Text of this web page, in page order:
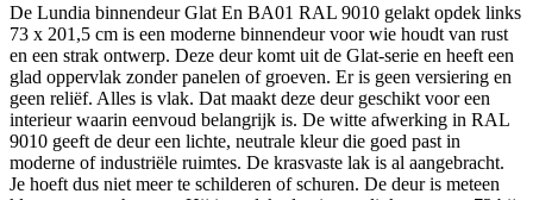
De Lundia binnendeur Glat En BA01 RAL 9010 gelakt opdek links
73 x 201,5 cm is een moderne binnendeur voor wie houdt van rust
en een strak ontwerp. Deze deur komt uit de Glat-serie en heeft een
glad oppervlak zonder panelen of groeven. Er is geen versiering en
geen reliëf. Alles is vlak. Dat maakt deze deur geschikt voor een
interieur waarin eenvoud belangrijk is. De witte afwerking in RAL
9010 geeft de deur een lichte, neutrale kleur die goed past in
moderne of industriële ruimtes. De krasvaste lak is al aangebracht.
Je hoeft dus niet meer te schilderen of schuren. De deur is meteen